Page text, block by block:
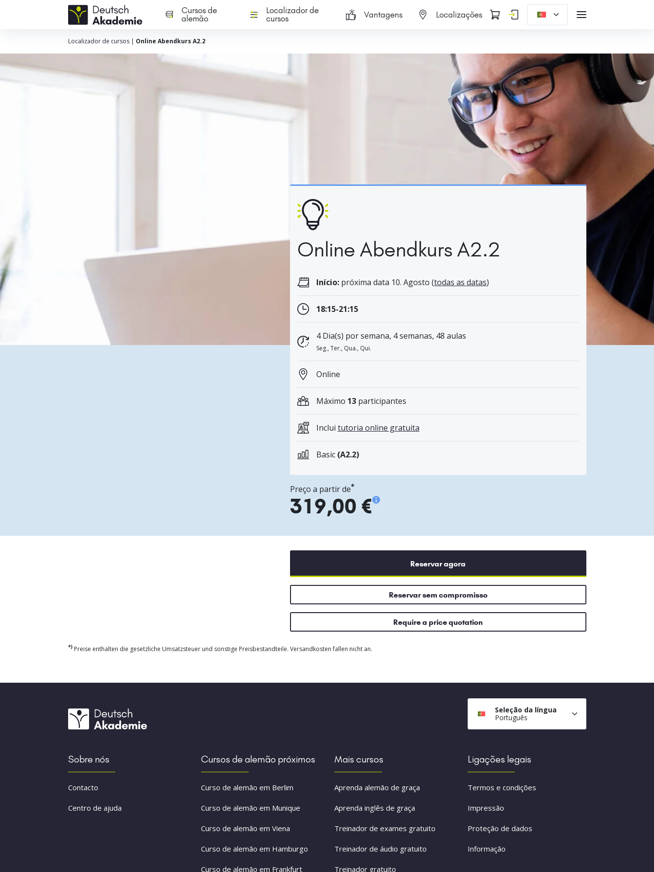
Cursos de
alemão
Localizador de
cursos
Vantagens Localizações
Localizador de cursos| Online Abendkurs A2.2
Online Abendkurs A2.2
Início:próxima data 10. Agosto (todas as datas)
18:15-21:15
4 Dia(s) por semana, 4 semanas, 48 aulas
Seg., Ter., Qua., Qui.
Online
Máximo 13participantes
Inclui tutoria online gratuita
Basic (A2.2)
Preço a partir de*
319,00 €
Reservar agora
Reservar sem compromisso
Require a price quotation
*)Preise enthalten die gesetzliche Umsatzsteuer und sonstige Preisbestandteile. Versandkosten fallen nicht an.
Seleção da língua
Português
Sobre nós
Contacto
Centro de ajuda
Cursos de alemão próximos
Curso de alemão em Berlim
Curso de alemão em Munique
Curso de alemão em Viena
Curso de alemão em Hamburgo
Curso de alemão em Frankfurt
Mais cursos
Aprenda alemão de graça
Aprenda inglês de graça
Treinador de exames gratuito
Treinador de áudio gratuito
Treinador gratuito
Ligações legais
Termos e condições
Impressão
Proteção de dados
Informação